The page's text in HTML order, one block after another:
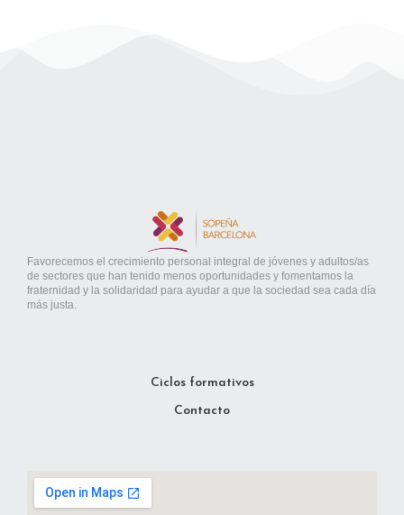
Favorecemos el crecimiento personal integral de jóvenes y adultos/as
de sectores que han tenido menos oportunidades y fomentamos la
fraternidad y la solidaridad para ayudar a que la sociedad sea cada día
más justa.
Ciclos formativos
Contacto